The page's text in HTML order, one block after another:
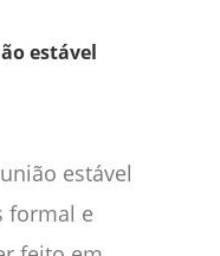
estável
estável
formal e